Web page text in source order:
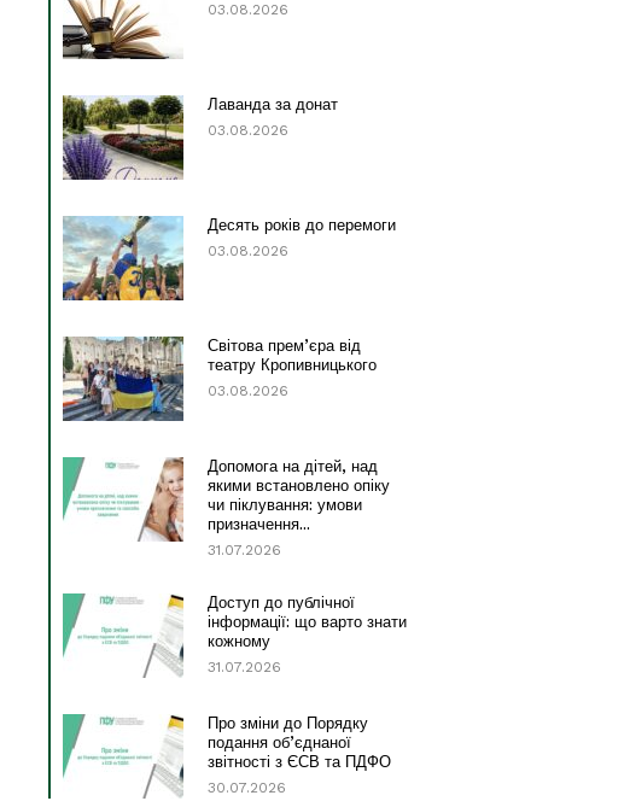
03.08.2026
Лаванда за донат
03.08.2026
Десять років до перемоги
03.08.2026
Світова прем’єра від
театру Кропивницького
03.08.2026
Допомога на дітей, над
якими встановлено опіку
чи піклування: умови
призначення...
31.07.2026
Доступ до публічної
інформації: що варто знати
кожному
31.07.2026
Про зміни до Порядку
подання об’єднаної
звітності з ЄСВ та ПДФО
30.07.2026